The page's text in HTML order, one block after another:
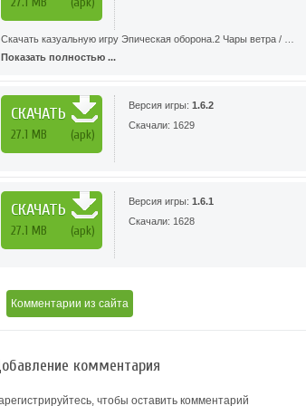
Скачать казуальную игру Эпическая оборона.2 Чары ветра / …
Показать полностью ...
СКАЧАТЬ
27.1 MB (apk)
Версия игры: 1.6.2
Скачали: 1629
СКАЧАТЬ
27.1 MB (apk)
Версия игры: 1.6.1
Скачали: 1628
Комментарии из сайта
комментария
чтобы оставить комментарий